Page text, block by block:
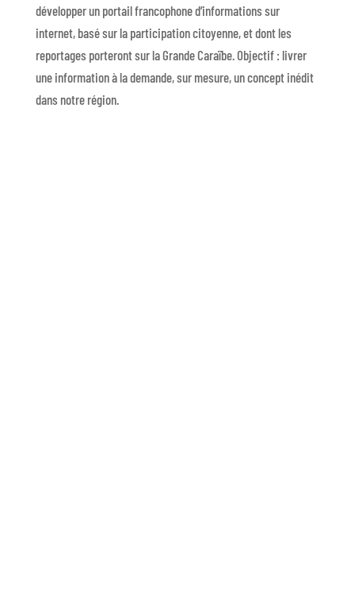
développer un portail francophone d’informations sur
internet, basé sur la participation citoyenne, et dont les
reportages porteront sur la Grande Caraïbe. Objectif : livrer
une information à la demande, sur mesure, un concept inédit
dans notre région.